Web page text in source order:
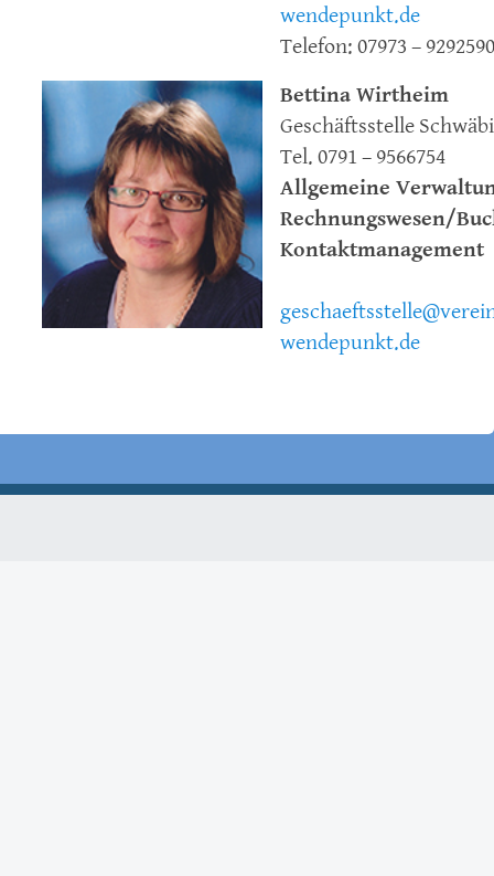
wendepunkt.de
Telefon: 07973 – 9292590
Bettina Wirtheim
Geschäftsstelle
Tel. 0791 – 9566754
Allgemeine
Rechnungswesen/
Kontaktmanagement
wendepunkt.de